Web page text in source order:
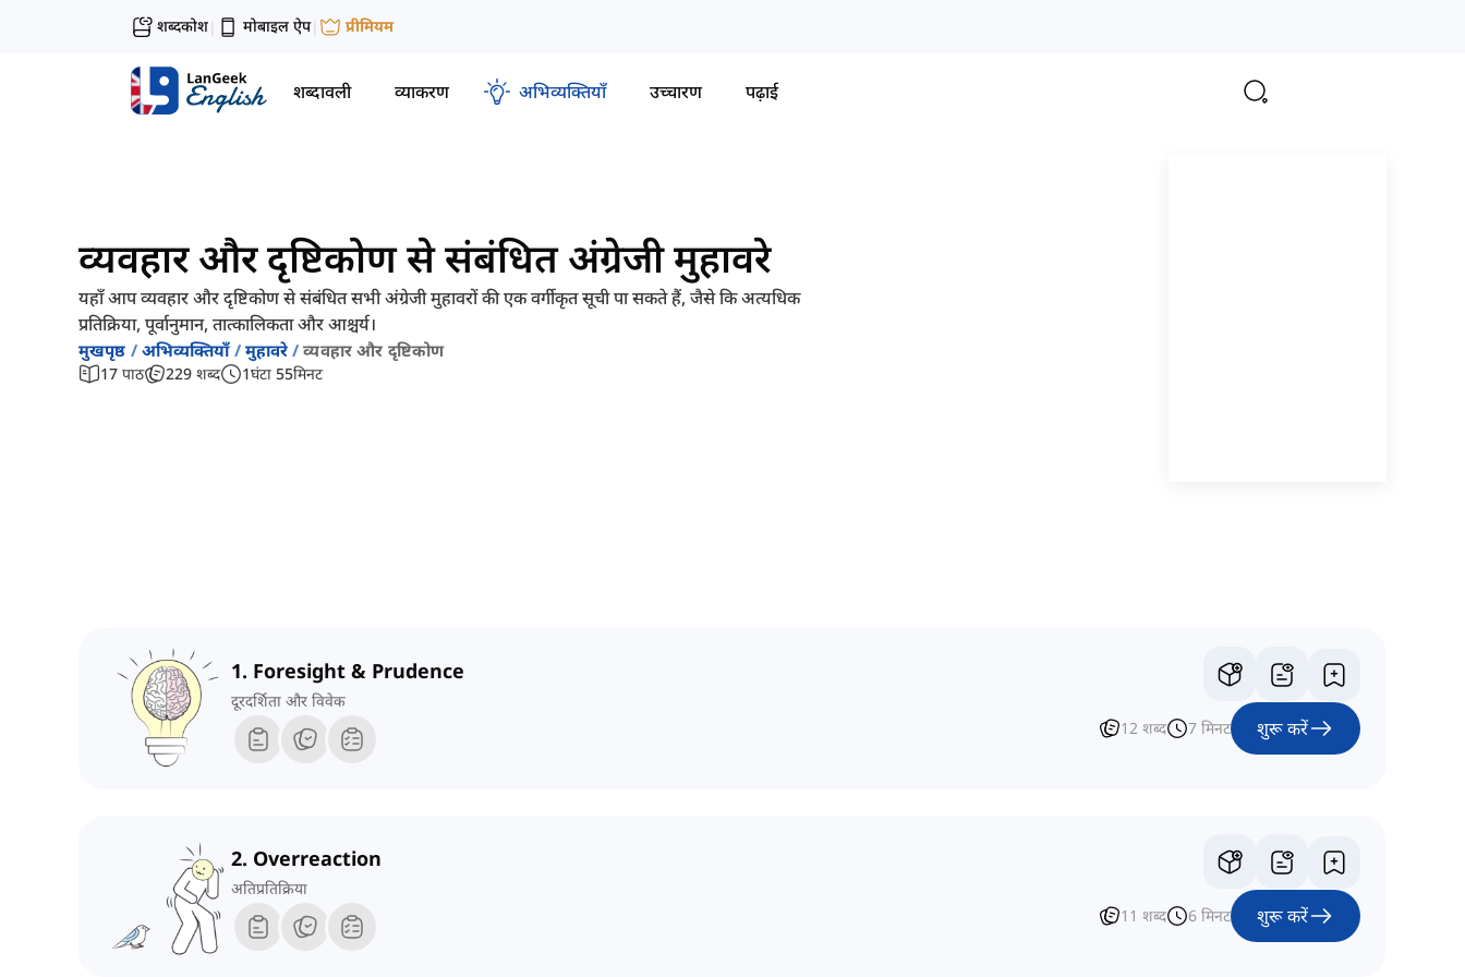
शब्दकोश| मोबाइल ऐप| प्रीमियम
शब्दावली व्याकरण अभिव्यक्तियाँ उच्चारण पढ़ाई
व्यवहार और दृष्टिकोण से संबंधित अंग्रेजी मुहावरे
यहाँ आप व्यवहार और दृष्टिकोण से संबंधित सभी अंग्रेजी मुहावरों की एक वर्गीकृत सूची पा सकते हैं, जैसे कि अत्यधिक
प्रतिक्रिया, पूर्वानुमान, तात्कालिकता और आश्चर्य।
मुखपृष्ठ अभिव्यक्तियाँ मुहावरे व्यवहार और दृष्टिकोण
17 पाठ 229 शब्द 1घंटा 55मिनट
1. Foresight & Prudence
दूरदर्शिता और विवेक
12 शब्द 7 मिनट शुरू करें
2. Overreaction
अतिप्रतिक्रिया
11 शब्द 6 मिनट शुरू करें